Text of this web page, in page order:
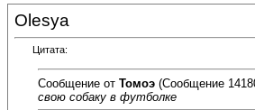
Olesya
Цитата:
Сообщение от Томоэ (Сообщение
свою собаку в футболке